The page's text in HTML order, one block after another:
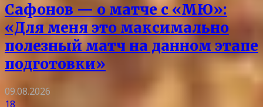
Сафонов — о матче с «МЮ»:
«Для меня это максимально
полезный матч на данном этапе
подготовки»
09.08.2026
18